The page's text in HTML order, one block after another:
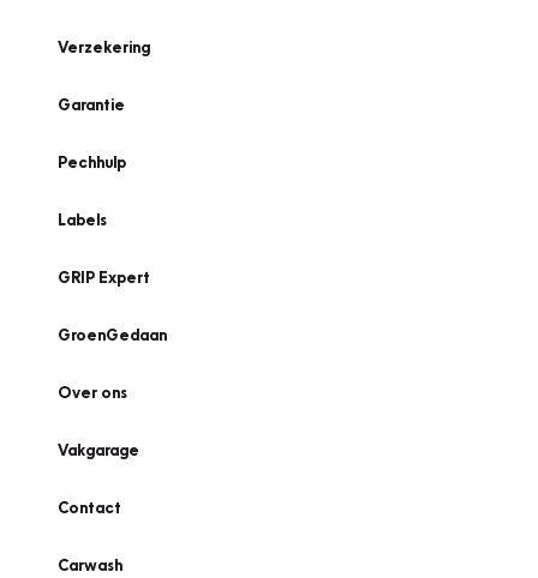
Verzekering
Garantie
Pechhulp
Labels
GRIP Expert
GroenGedaan
Over ons
Vakgarage
Contact
Carwash